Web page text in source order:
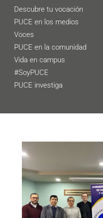
Descubre tu vocación
PUCE en los medios
Voces
PUCE en la comunidad
Vida en campus
#SoyPUCE
PUCE investiga